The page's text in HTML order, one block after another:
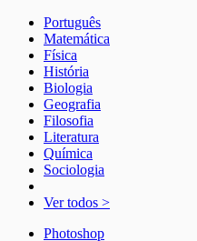
Português
Matemática
Física
História
Biologia
Geografia
Filosofia
Literatura
Química
Sociologia
Ver todos >
Photoshop